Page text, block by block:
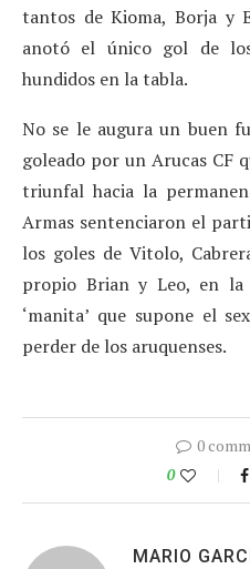
tantos de Kioma, Borja y
anotó el único gol de
hundidos en la tabla.
No se le augura un buen
goleado por un Arucas CF
triunfal hacia la
Armas sentenciaron el
los goles de Vitolo,
propio Brian y Leo, en
‘manita’ que supone el
perder de los aruquenses.
0
0
MARIO